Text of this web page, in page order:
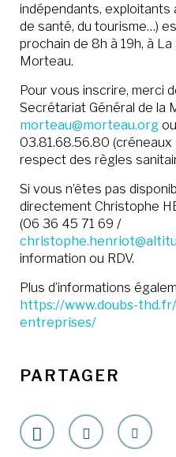
indépendants,
de santé, du tourisme…)
prochain de 8h à 19h, à
Morteau.
Pour vous inscrire, merci
Secrétariat Général de la
morteau@morteau.org
03.81.68.56.80 (créneaux
respect des règles
Si vous n’êtes pas
directement Christophe
(06 36 45 71 69 /
information ou RDV.
Plus d’informations
https://www.doubs-
entreprises/
PARTAGER